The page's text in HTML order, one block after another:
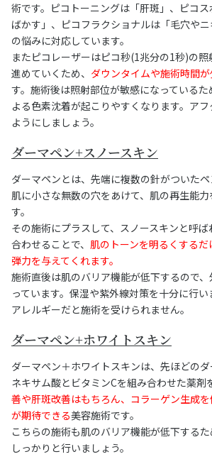
術です。ピコトーニングは「肝斑」、ピコ
ばかす」、ピコフラクショナルは「毛穴や
の悩みに対応しています。
またピコレーザーはピコ秒(1兆分の1秒)の
進めていくため、 ダウンタイムや施術時間
す。施術後は照射部位が敏感になっている
よる色素沈着が起こりやすくなります。ア
ようにしましょう。
ダーマペン+スノースキン
ダーマペンとは、先端に複数の針がついた
肌に小さな無数の穴をあけて、肌の再生能
す。
その施術にプラスして、スノースキンと呼
合わせることで、 肌のトーンを明るくする
弾力を与えてくれます。
施術直後は肌のバリア機能が低下するので
っています。保湿や紫外線対策を十分に行
アレルギーだと施術を受けられません。
ダーマペン+ホワイトスキン
ダーマペン＋ホワイトスキンは、先ほどの
ネキサム酸とビタミンCを組み合わせた薬剤
善や肝斑改善はもちろん、コラーゲン生成
が期待できる美容施術です。
こちらの施術も肌のバリア機能が低下する
しっかりと行いましょう。